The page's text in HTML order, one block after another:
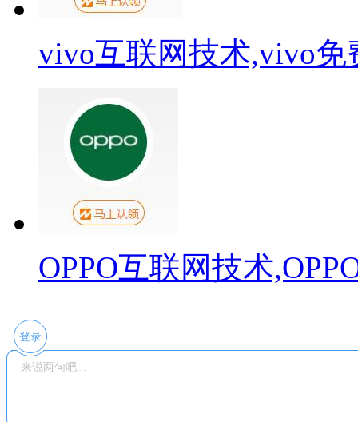
vivo互联网技术,vivo免
OPPO互联网技术
登录